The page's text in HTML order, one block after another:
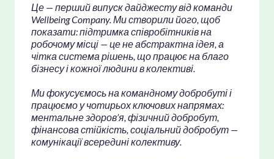
Це — перший випуск дайджесту від команди
Wellbeing Company. Ми створили його, щоб
показати: підтримка співробітників на
робочому місці — це не абстрактна ідея, а
чітка система рішень, що працює на благо
бізнесу і кожної людини в колективі.
Ми фокусуємось на командному добробуті і
працюємо у чотирьох ключових напрямах:
ментальне здоров’я, фізичний добробут,
фінансова стійкість, соціальний добробут —
комунікації всередині колективу.